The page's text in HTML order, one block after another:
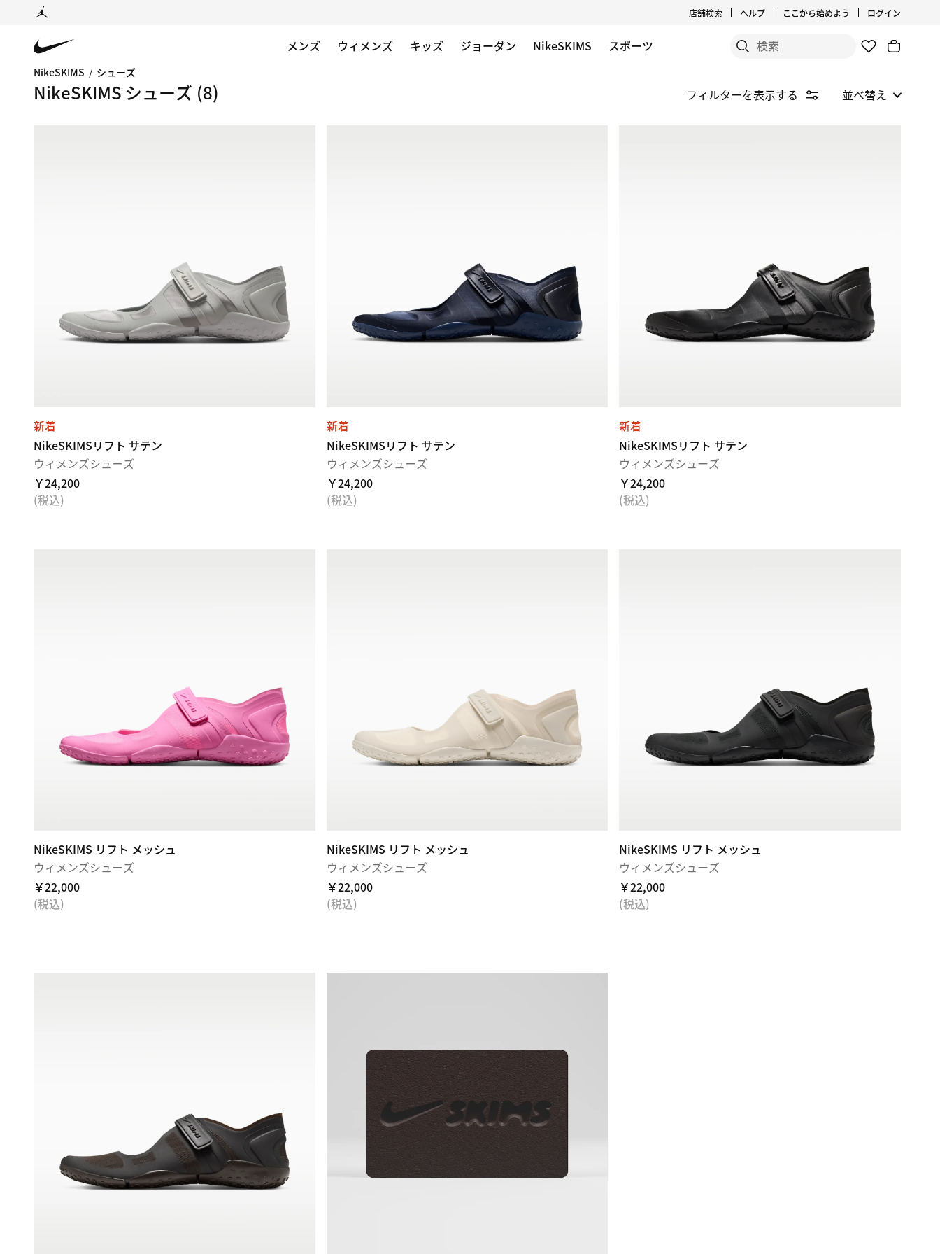
店舗検索 ヘルプ ここから始めよう ログイン
メンズ ウィメンズ キッズ ジョーダン NikeSKIMS スポーツ
NikeSKIMS / シューズ
NikeSKIMS シューズ (8) フィルターを表示する 並べ替え
新着
NikeSKIMSリフト サテン
ウィメンズシューズ
￥24,200
(税込)
新着
NikeSKIMSリフト サテン
ウィメンズシューズ
￥24,200
(税込)
新着
NikeSKIMSリフト サテン
ウィメンズシューズ
￥24,200
(税込)
NikeSKIMS リフト メッシュ
ウィメンズシューズ
￥22,000
(税込)
NikeSKIMS リフト メッシュ
ウィメンズシューズ
￥22,000
(税込)
NikeSKIMS リフト メッシュ
ウィメンズシューズ
￥22,000
(税込)